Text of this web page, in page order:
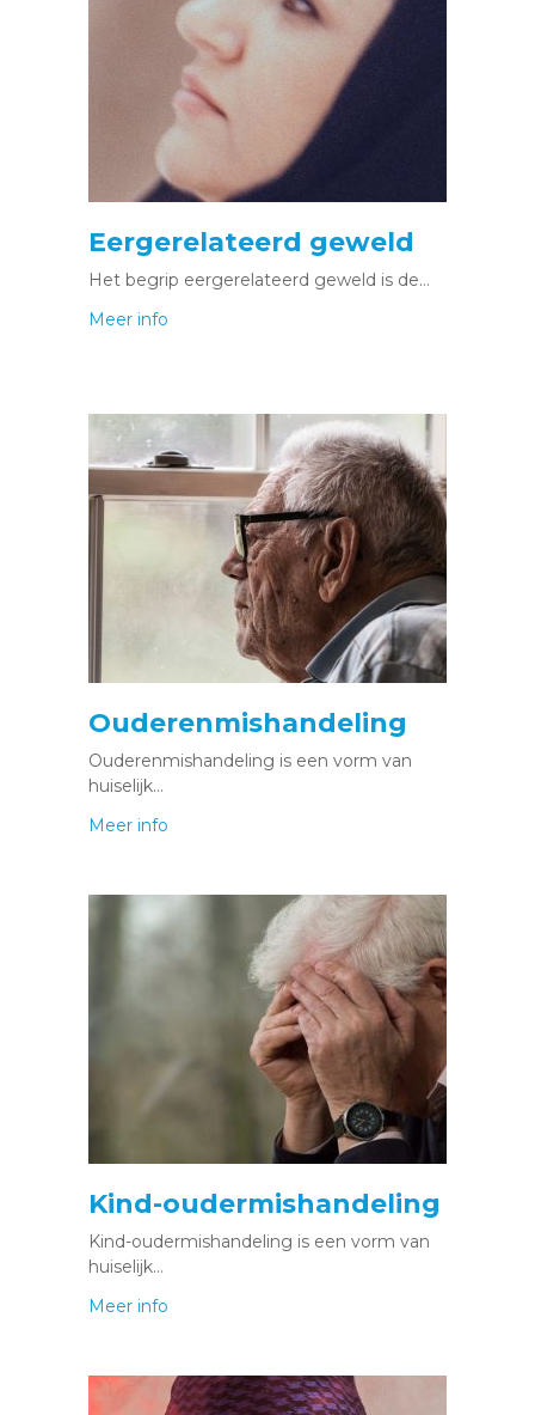
Eergerelateerd geweld
Het begrip eergerelateerd geweld is de…
Meer info
Ouderenmishandeling
Ouderenmishandeling is een vorm van
huiselijk…
Meer info
Kind-oudermishandeling
Kind-oudermishandeling is een vorm van
huiselijk…
Meer info